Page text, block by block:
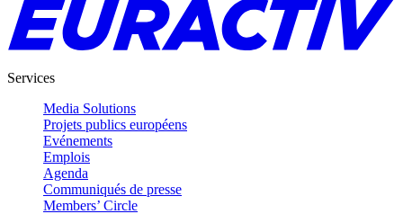
Services
Media Solutions
Projets publics européens
Evénements
Emplois
Agenda
Communiqués de presse
Members’ Circle